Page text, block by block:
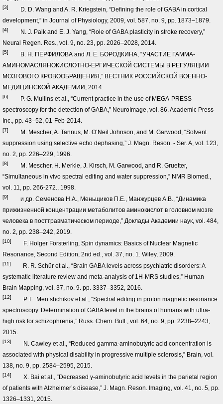
[3]
D. D. Wang and A. R. Kriegstein, “Defining the role of GABA in cortical
development,” in Journal of Physiology, 2009, vol. 587, no. 9, pp. 1873–1879.
[4]
N. J. Paik and E. J. Yang, “Role of GABA plasticity in stroke recovery,”
Neural Regen. Res., vol. 9, no. 23, pp. 2026–2028, 2014.
[5]
В. Н. ПЕРФИЛОВА and Л. Е. БОРОДКИНА, “УЧАСТИЕ ГАММА-
АМИНОМАСЛЯНОКИСЛОТНО-ЕРГИЧЕСКОЙ СИСТЕМЫ В РЕГУЛЯЦИИ
МОЗГОВОГО КРОВООБРАЩЕНИЯ,” ВЕСТНИК РОССИЙСКОЙ ВОЕННО-
МЕДИЦИНСКОЙ АКАДЕМИИ, 2014.
[6]
P. G. Mullins et al., “Current practice in the use of MEGA-PRESS
spectroscopy for the detection of GABA,” NeuroImage, vol. 86. Academic Press
Inc., pp. 43–52, 01-Feb-2014.
[7]
M. Mescher, A. Tannus, M. O’Neil Johnson, and M. Garwood, “Solvent
suppression using selective echo dephasing,” J. Magn. Reson. - Ser. A, vol. 123,
no. 2, pp. 226–229, 1996.
[8]
M. Mescher, H. Merkle, J. Kirsch, M. Garwood, and R. Gruetter,
“Simultaneous in vivo spectral editing and water suppression,” NMR Biomed.,
vol. 11, pp. 266-272., 1998.
[9]
и др. Семенова Н.А., Меньщиков П.Е., Манжурцев А.В., “Динамика
прижизненной концентрации метаболитов аминокислот в головном мозге
человека в посттравматическом периоде,” Доклады Академии наук, vol. 484,
no. 2, pp. 238–242, 2019.
[10]
F. Holger Försterling, Spin dynamics: Basics of Nuclear Magnetic
Resonance, Second Edition, 2nd ed., vol. 37, no. 1. Wiley, 2009.
[11]
R. R. Schür et al., “Brain GABA levels across psychiatric disorders: A
systematic literature review and meta-analysis of 1H-MRS studies,” Human
Brain Mapping, vol. 37, no. 9. pp. 3337–3352, 2016.
[12]
P. E. Men’shchikov et al., “Spectral editing in proton magnetic resonance
spectroscopy. Determination of GABA level in the brains of humans with ultra-
high risk for schizophrenia,” Russ. Chem. Bull., vol. 64, no. 9, pp. 2238–2243,
2015.
[13]
N. Cawley et al., “Reduced gamma-aminobutyric acid concentration is
associated with physical disability in progressive multiple sclerosis,” Brain, vol.
138, no. 9, pp. 2584–2595, 2015.
[14]
X. Bai et al., “Decreased γ-aminobutyric acid levels in the parietal region
of patients with Alzheimer’s disease,” J. Magn. Reson. Imaging, vol. 41, no. 5, pp.
1326–1331, 2015.